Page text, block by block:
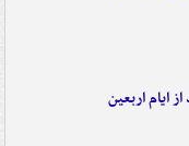
ایام اربعین